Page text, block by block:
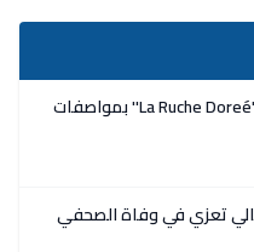
بالصور.. افتتاح مقهي ومخبزة ''La Ruche Doreé'' بمواصفات
تعزي في وفاة الصحفي